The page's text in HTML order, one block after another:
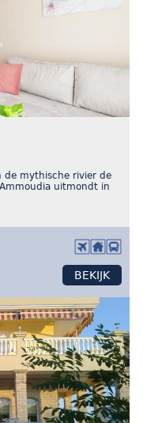
de mythische rivier de
uitmondt in
BEKIJK